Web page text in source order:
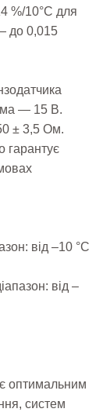
%/10°C для
до 0,015
— 15 В.
± 3,5 Ом.
гарантує
від –10 °C
від –
є оптимальним
систем